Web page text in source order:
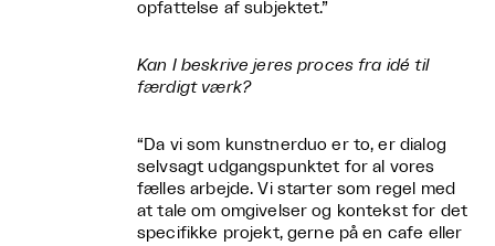
opfattelse af subjektet.”
Kan I beskrive jeres proces fra idé til
færdigt værk?
“Da vi som kunstnerduo er to, er dialog
selvsagt udgangspunktet for al vores
fælles arbejde. Vi starter som regel med
at tale om omgivelser og kontekst for det
specifikke projekt, gerne på en cafe eller